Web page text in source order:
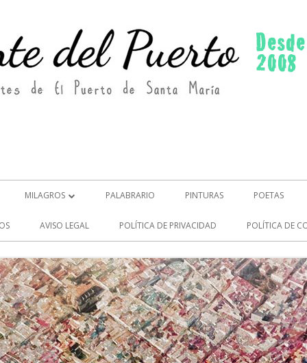
MILAGROS
MILAGROS (2)
PALABRARIO PINTURAS POETAS
AVISO LEGAL POLÍTICA DE PRIVACIDAD POLÍTICA DE